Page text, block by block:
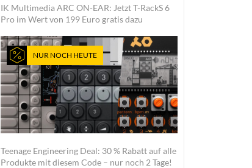
IK Multimedia ARC ON-EAR: Jetzt T-RackS 6
Pro im Wert von 199 Euro gratis dazu
NUR NOCH HEUTE
Teenage Engineering Deal: 30 % Rabatt auf alle
Produkte mit diesem Code – nur noch 2 Tage!